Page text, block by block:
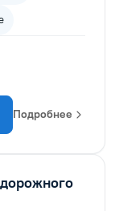
Подробнее